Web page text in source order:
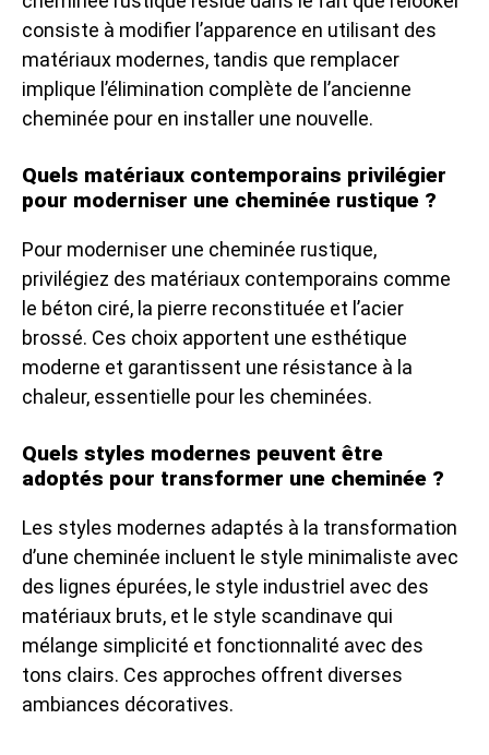
consiste à modifier l’apparence en utilisant des
matériaux modernes, tandis que remplacer
implique l’élimination complète de l’ancienne
cheminée pour en installer une nouvelle.
Quels matériaux contemporains privilégier
pour moderniser une cheminée rustique ?
Pour moderniser une cheminée rustique,
privilégiez des matériaux contemporains comme
le béton ciré, la pierre reconstituée et l’acier
brossé. Ces choix apportent une esthétique
moderne et garantissent une résistance à la
chaleur, essentielle pour les cheminées.
Quels styles modernes peuvent être
adoptés pour transformer une cheminée ?
Les styles modernes adaptés à la transformation
d’une cheminée incluent le style minimaliste avec
des lignes épurées, le style industriel avec des
matériaux bruts, et le style scandinave qui
mélange simplicité et fonctionnalité avec des
tons clairs. Ces approches offrent diverses
ambiances décoratives.